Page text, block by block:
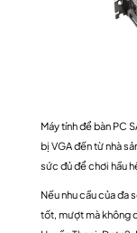
Máy tính để bàn PC
bị VGA đến từ nhà
sức đủ để chơi hầu
Nếu nhu cầu của đa
tốt, mượt mà không